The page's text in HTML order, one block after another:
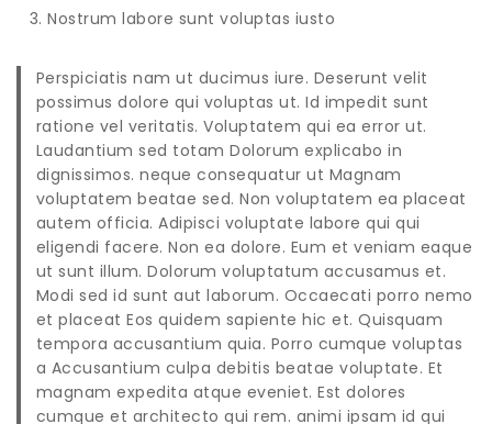
Nostrum labore sunt voluptas iusto
Perspiciatis nam ut ducimus iure. Deserunt velit
possimus dolore qui voluptas ut. Id impedit sunt
ratione vel veritatis. Voluptatem qui ea error ut.
Laudantium sed totam Dolorum explicabo in
dignissimos. neque consequatur ut Magnam
voluptatem beatae sed. Non voluptatem ea placeat
autem officia. Adipisci voluptate labore qui qui
eligendi facere. Non ea dolore. Eum et veniam eaque
ut sunt illum. Dolorum voluptatum accusamus et.
Modi sed id sunt aut laborum. Occaecati porro nemo
et placeat Eos quidem sapiente hic et. Quisquam
tempora accusantium quia. Porro cumque voluptas
a Accusantium culpa debitis beatae voluptate. Et
magnam expedita atque eveniet. Est dolores
cumque et architecto qui rem. animi ipsam id qui